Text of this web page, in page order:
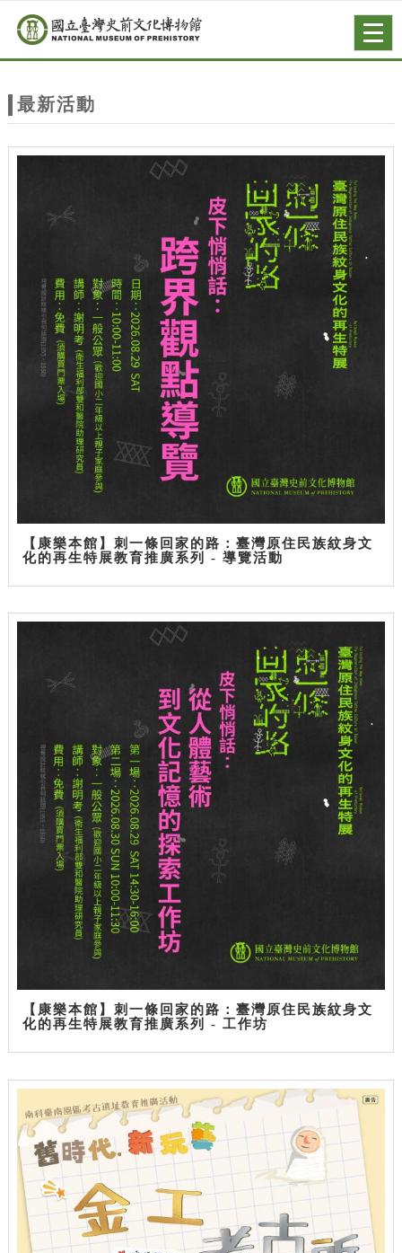
站
主
跳到主要內容
網站導覽
最新活動
【康樂本館】刺一條回家的路：臺灣原住民族紋身文
化的再生特展教育推廣系列 - 導覽活動
【康樂本館】刺一條回家的路：臺灣原住民族紋身文
化的再生特展教育推廣系列 - 工作坊